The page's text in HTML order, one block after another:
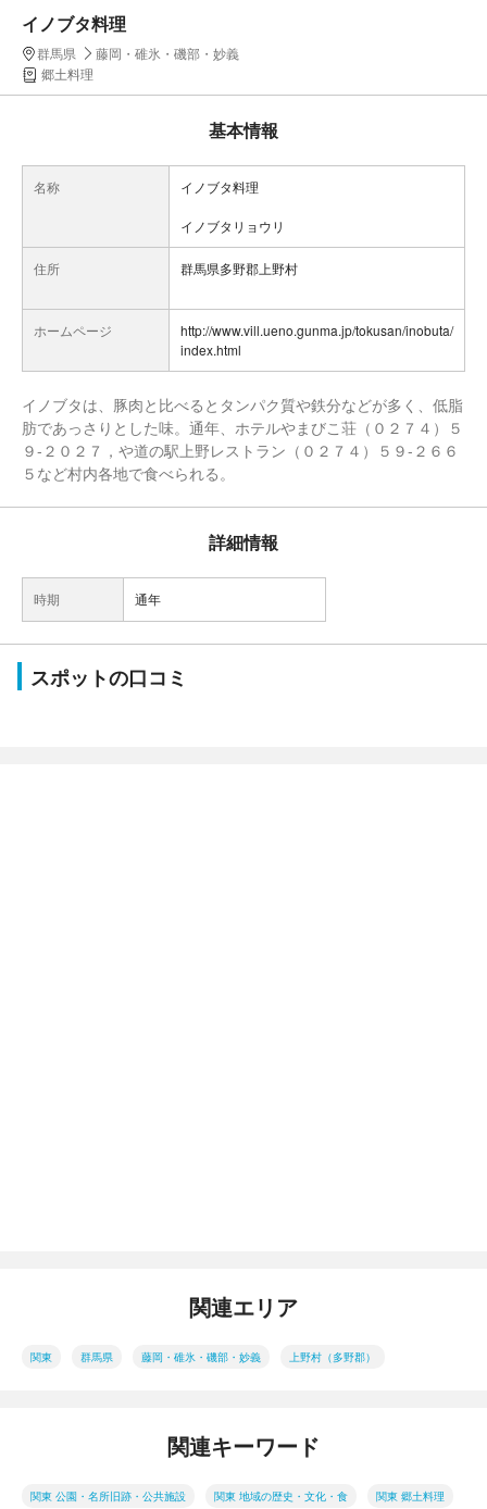
イノブタ料理
群馬県
藤岡・碓氷・磯部・妙義
郷土料理
基本情報
名称 イノブタ料理
イノブタリョウリ
住所 群馬県多野郡上野村
ホームページ
http://www.vill.ueno.gunma.jp/tokusan/inobuta/
index.html
イノブタは、豚肉と比べるとタンパク質や鉄分などが多く、低脂
肪であっさりとした味。通年、ホテルやまびこ荘（０２７４）５
９-２０２７，や道の駅上野レストラン（０２７４）５９-２６６
５など村内各地で食べられる。
詳細情報
時期 通年
スポットの口コミ
関連エリア
関東 群馬県 藤岡・碓氷・磯部・妙義 上野村（多野郡）
関連キーワード
関東 公園・名所旧跡・公共施設 関東 地域の歴史・文化・食 関東 郷土料理